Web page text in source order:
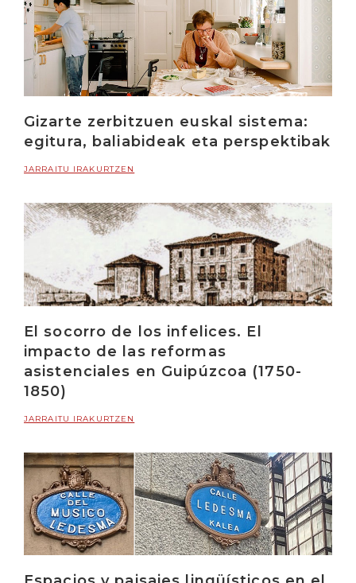
Gizarte zerbitzuen euskal sistema:
egitura, baliabideak eta perspektibak
JARRAITU IRAKURTZEN
El socorro de los infelices. El
impacto de las reformas
asistenciales en Guipúzcoa (1750-
1850)
JARRAITU IRAKURTZEN